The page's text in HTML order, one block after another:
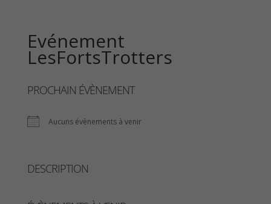
Evénement
LesFortsTrotters
PROCHAIN ÉVÈNEMENT
Aucuns évènements à venir
DESCRIPTION